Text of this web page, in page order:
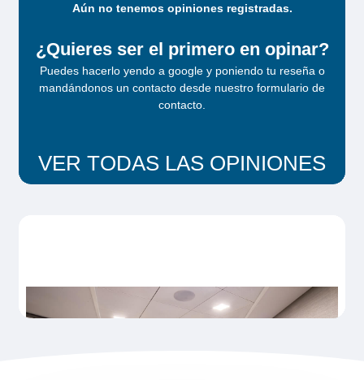
Aún no tenemos opiniones registradas.
¿Quieres ser el primero en opinar?
Puedes hacerlo yendo a google y poniendo tu reseña o
mandándonos un contacto desde nuestro formulario de
contacto
VER TODAS LAS OPINIONES